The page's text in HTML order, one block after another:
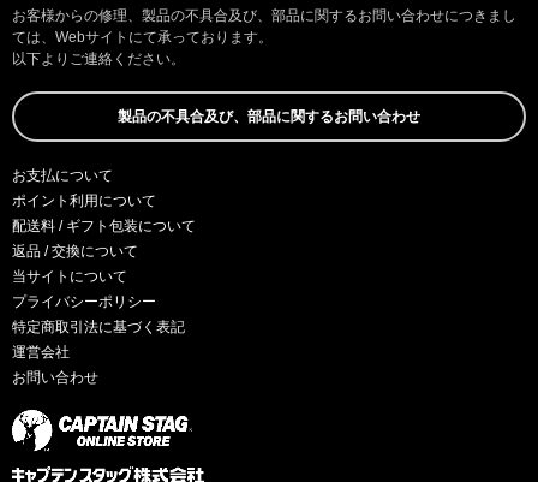
お客様からの修理、製品の不具合及び、部品に関するお問い合わせにつきまし
ては、Webサイトにて承っております。
以下よりご連絡ください。
製品の不具合及び、部品に関するお問い合わせ
お支払について
ポイント利用について
配送料 / ギフト包装について
返品 / 交換について
当サイトについて
プライバシーポリシー
特定商取引法に基づく表記
運営会社
お問い合わせ